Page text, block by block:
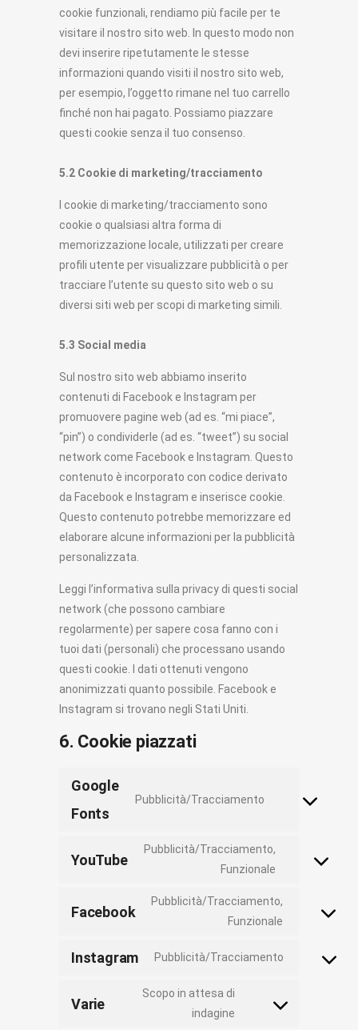
cookie funzionali, rendiamo più facile per te
visitare il nostro sito web. In questo modo non
devi inserire ripetutamente le stesse
informazioni quando visiti il nostro sito web,
per esempio, l’oggetto rimane nel tuo carrello
finché non hai pagato. Possiamo piazzare
questi cookie senza il tuo consenso.
5.2 Cookie di marketing/tracciamento
I cookie di marketing/tracciamento sono
cookie o qualsiasi altra forma di
memorizzazione locale, utilizzati per creare
profili utente per visualizzare pubblicità o per
tracciare l’utente su questo sito web o su
diversi siti web per scopi di marketing simili.
5.3 Social media
Sul nostro sito web abbiamo inserito
contenuti di Facebook e Instagram per
promuovere pagine web (ad es. “mi piace”,
“pin”) o condividerle (ad es. “tweet”) su social
network come Facebook e Instagram. Questo
contenuto è incorporato con codice derivato
da Facebook e Instagram e inserisce cookie.
Questo contenuto potrebbe memorizzare ed
elaborare alcune informazioni per la pubblicità
personalizzata.
Leggi l’informativa sulla privacy di questi social
network (che possono cambiare
regolarmente) per sapere cosa fanno con i
tuoi dati (personali) che processano usando
questi cookie. I dati ottenuti vengono
anonimizzati quanto possibile. Facebook e
Instagram si trovano negli Stati Uniti.
6. Cookie piazzati
Google
Fonts
Pubblicità/Tracciamento
Consent
YouTube
Pubblicità/Tracciamento,
Funzionale
Consent
service
Facebook
Pubblicità/Tracciamento,
Funzionale
Consent
service
Instagram Pubblicità/Tracciamento
Consent
Varie
Scopo in attesa di
indagine
Consent